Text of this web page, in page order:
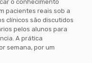
o conhecimento
pacientes reais sob a
clínicos são discutidos
pelos alunos para
A prática
semana, por um